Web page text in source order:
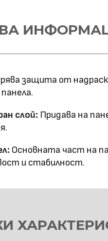
SPC+PETG
Дебелина: 5
Лазерно принтиране
водоустойчив &
защита от
слой: Придава на
Основната част на
и стабилност.